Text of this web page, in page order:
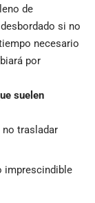
de
si no
necesario
por
suelen
no trasladar
imprescindible